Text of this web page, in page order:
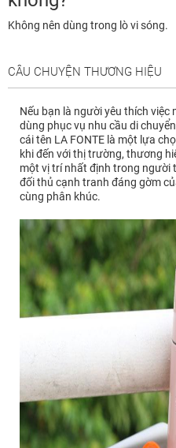
Không nên dùng trong lò vi sóng.
CÂU CHUYỆN THƯƠNG HIỆU
Nếu bạn là người yêu thích việc
dùng phục vụ nhu cầu di
cái tên LA FONTE là một lựa
khi đến với thị trường, thương
một vị trí nhất định trong người
đối thủ cạnh tranh đáng gờm
cùng phân khúc.